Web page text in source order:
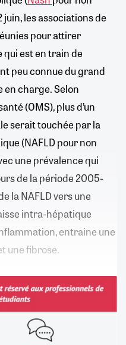
les associations de
pour attirer
qui est en train de
peu connue du grand
charge. Selon
(OMS), plus d’un
serait touchée par la
(NAFLD pour non
une prévalence qui
de la période 2005-
la NAFLD vers une
intra-hépatique
entraine une
une fibrose.